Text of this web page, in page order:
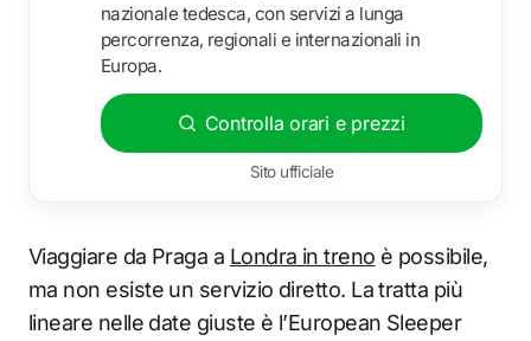
nazionale tedesca, con servizi a lunga
percorrenza, regionali e internazionali in
Europa.
Controlla orari e prezzi
Sito ufficiale
Viaggiare da Praga a Londra in treno è possibile,
ma non esiste un servizio diretto. La tratta più
lineare nelle date giuste è l’European Sleeper